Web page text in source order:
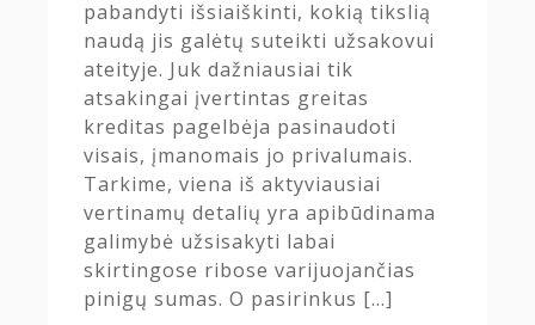
pabandyti išsiaiškinti, kokią tikslią
naudą jis galėtų suteikti užsakovui
ateityje. Juk dažniausiai tik
atsakingai įvertintas greitas
kreditas pagelbėja pasinaudoti
visais, įmanomais jo privalumais.
Tarkime, viena iš aktyviausiai
vertinamų detalių yra apibūdinama
galimybė užsisakyti labai
skirtingose ribose varijuojančias
pinigų sumas. O pasirinkus […]